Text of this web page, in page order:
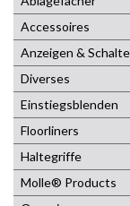
Accessoires
Anzeigen &
Diverses
Einstiegsblenden
Floorliners
Haltegriffe
Molle® Products